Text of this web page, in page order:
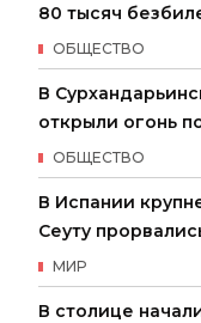
80 тысяч
ОБЩЕСТВО
В
открыли огонь
ОБЩЕСТВО
В Испании
Сеуту
МИР
В столице